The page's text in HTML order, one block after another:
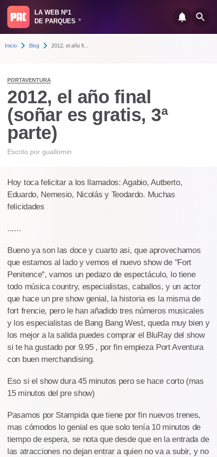
LA WEB Nº1
DE PARQUES
®
Inicio Blog 2012, el año fi...
PORTAVENTURA
2012, el año final
(soñar es gratis, 3ª
parte)
Escrito por guallomin
Hoy toca felicitar a los llamados: Agabio, Autberto,
Eduardo, Nemesio, Nicolás y Teodardo. Muchas
felicidades
......
Bueno ya son las doce y cuarto asi, que aprovechamos
que estamos al lado y vemos el nuevo show de "Fort
Penitence", vamos un pedazo de espectáculo, lo tiene
todo música country, especialistas, caballos, y un actor
que hace un pre show genial, la historia es la misma de
fort frencie, pero le han añadido tres números musicales
y los especialistas de Bang Bang West, queda muy bien y
los mejor a la salida puedes comprar el BluRay del show
si te ha gustado por 9.95 , por fin empieza Port Aventura
con buen merchandising.
Eso si el show dura 45 minutos pero se hace corto (mas
15 minutos del pre show)
Pasamos por Stampida que tiene por fin nuevos trenes,
mas cómodos lo genial es que solo tenía 10 minutos de
tiempo de espera, se nota que desde que en la entrada de
las atracciones no dejan entrar a quien no va a subir, y no